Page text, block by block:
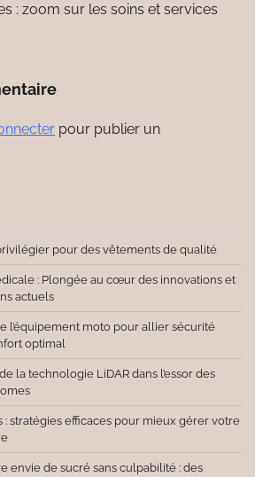
: zoom sur les soins et services
pour publier un
pour des vêtements de qualité
: Plongée au cœur des innovations et
actuels
l’équipement moto pour allier sécurité
optimal
la technologie LiDAR dans l’essor des
: stratégies efficaces pour mieux gérer votre
envie de sucré sans culpabilité : des